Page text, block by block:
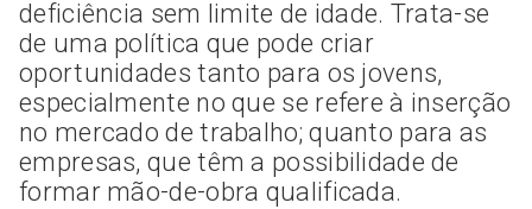
deficiência sem limite de idade. Trata-se
de uma política que pode criar
oportunidades tanto para os jovens,
especialmente no que se refere à inserção
no mercado de trabalho; quanto para as
empresas, que têm a possibilidade de
formar mão-de-obra qualificada.